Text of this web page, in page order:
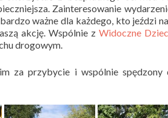
Zainteresowanie
ważne dla każdego, kto jeździ
akcję. Wspólnie zWidoczne
drogowym.
za przybycie i wspólnie